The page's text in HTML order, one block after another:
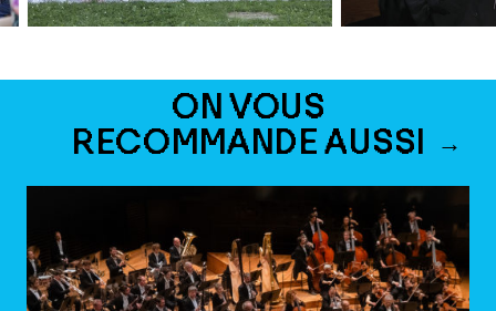
ON VOUS
RECOMMANDE AUSSI